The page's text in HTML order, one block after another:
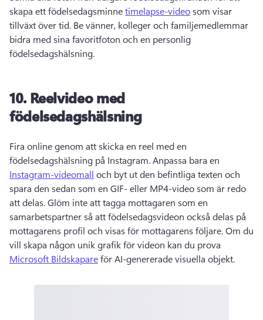
skapa ett födelsedagsminne timelapse-video som visar
tillväxt över tid. Be vänner, kolleger och familjemedlemmar
bidra med sina favoritfoton och en personlig
födelsedagshälsning.
10.Reelvideo med
födelsedagshälsning
Fira online genom att skicka en reel med en
födelsedagshälsning på Instagram. Anpassa bara en
Instagram-videomall och byt ut den befintliga texten och
spara den sedan som en GIF- eller MP4-video som är redo
att delas. Glöm inte att tagga mottagaren som en
samarbetspartner så att födelsedagsvideon också delas på
mottagarens profil och visas för mottagarens följare. Om du
vill skapa någon unik grafik för videon kan du prova
Microsoft Bildskapare för AI-genererade visuella objekt.